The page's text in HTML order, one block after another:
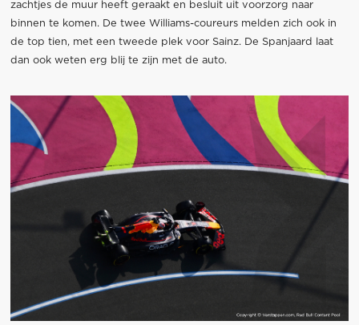
zachtjes de muur heeft geraakt en besluit uit voorzorg naar
binnen te komen. De twee Williams-coureurs melden zich ook in
de top tien, met een tweede plek voor Sainz. De Spanjaard laat
dan ook weten erg blij te zijn met de auto.